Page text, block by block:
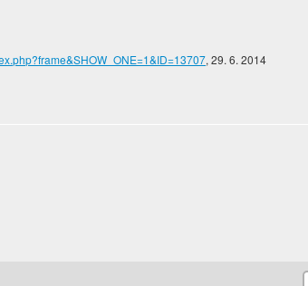
, 29. 6. 2014